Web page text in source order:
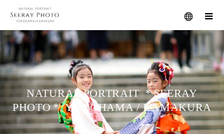
メニュー
NATURAL PORTRAIT ＊SEERAY
PHOTO＊ YOKOHAMA / KAMAKURA